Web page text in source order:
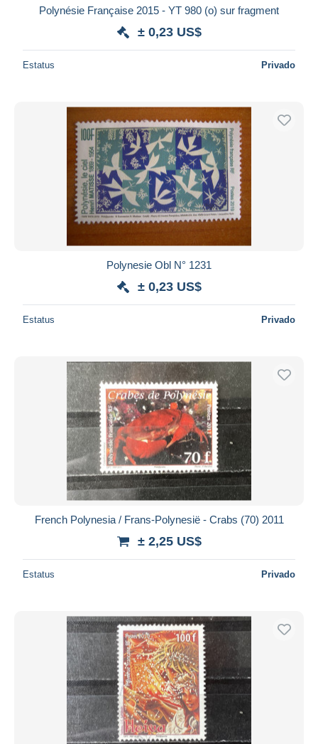
Polynésie Française 2015 - YT 980 (o) sur fragment
± 0,23 US$
Estatus Privado
Polynesie Obl N° 1231
± 0,23 US$
Estatus Privado
French Polynesia / Frans-Polynesië - Crabs (70) 2011
± 2,25 US$
Estatus Privado